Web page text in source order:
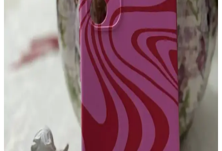
Samsung Galaxy S24 Ultra İçin Dayanıklı ve
Güvenilir Telefon Kılıfı Seçimi Rehberi
Samsung Galaxy S24 Ultra için dayanıklı ve kaliteli kılıflar,
cihazınızı darbelerden ve çizilmelerden korur. Uygun malzeme ve
kullanıcı yorumlarına dikkat ederek en iyi seçimi yapın.
A32 Telefonlar İçin Dayanıklı ve Yüksek Koruma
Sağlayan Kılıf Seçenekleri
A32 telefonlar için tasarlanmış dayanıklı kılıflar, yüksek koruma ve
şık tasarım sunar. Darbelere, çizilmelere karşı üstün koruma
sağlayan bu kılıflar, kullanım kolaylığı ve estetikle birleşir.